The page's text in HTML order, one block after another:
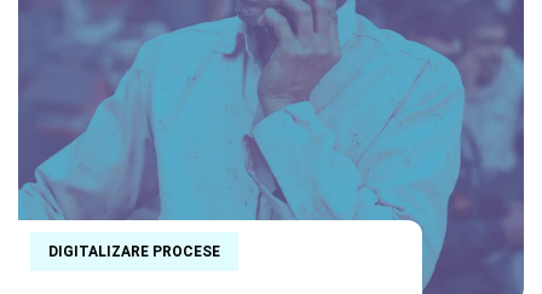
DIGITALIZARE PROCESE